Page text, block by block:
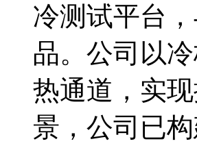
冷测试平台
品。公司以
热通道，实
景，公司已